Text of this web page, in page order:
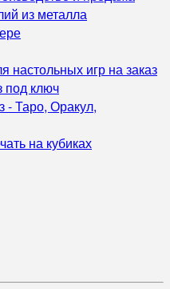
из металла
настольных игр на заказ
под ключ
- Таро, Оракул,
на кубиках